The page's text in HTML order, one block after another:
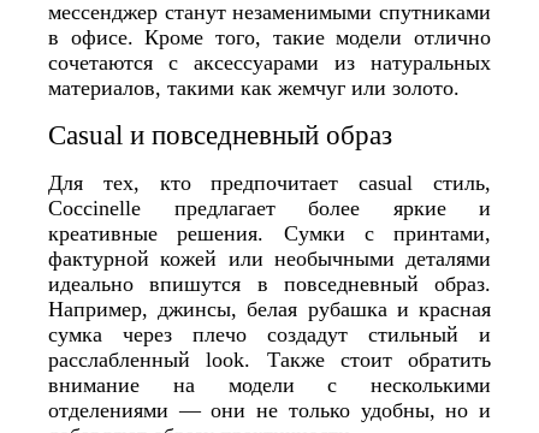
мессенджер станут незаменимыми спутниками
в офисе. Кроме того, такие модели отлично
сочетаются с аксессуарами из натуральных
материалов, такими как жемчуг или золото.
Casual и повседневный образ
Для тех, кто предпочитает casual стиль,
Coccinelle предлагает более яркие и
креативные решения. Сумки с принтами,
фактурной кожей или необычными деталями
идеально впишутся в повседневный образ.
Например, джинсы, белая рубашка и красная
сумка через плечо создадут стильный и
расслабленный look. Также стоит обратить
внимание на модели с несколькими
отделениями — они не только удобны, но и